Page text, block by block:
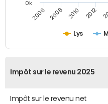
Lys
2006 2008 2010 2012
0k
Impôt sur le revenu 2025
Impôt sur le revenu net